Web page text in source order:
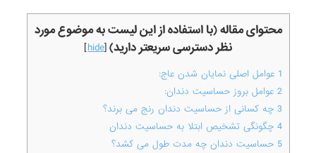
محتوای مقاله (با استفاده از این لیست به موضوع مورد
نظر دسترسی سریعتر دارید)[
hide
]
1 عوامل اصلی نمایان شدن عاج:
2 عوامل بروز حساسیت دندان:
3 چه کسانی از حساسیت دندان رنج می برند؟
4 چگونگی تشخیص ابتلا به حساسیت دندان
5 حساسیت دندان چه مدت طول می کشد؟